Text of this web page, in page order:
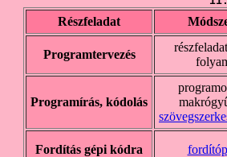
Részfeladat
Programtervezés
Programírás, kódolás
Fordítás gépi kódra